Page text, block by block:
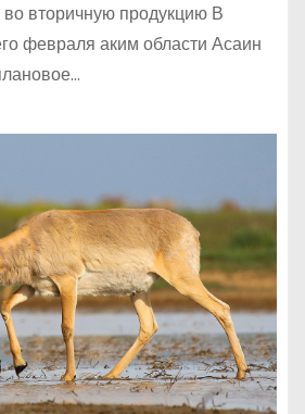
вторичную продукцию В
февраля аким области Асаин